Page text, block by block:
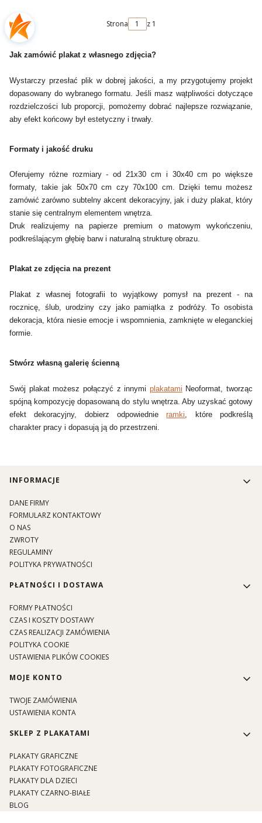
Strona z 1
Jak zamówić plakat z własnego zdjęcia?
Wystarczy przesłać plik w dobrej jakości, a my przygotujemy projekt
dopasowany do wybranego formatu. Jeśli masz wątpliwości dotyczące
rozdzielczości lub proporcji, pomożemy dobrać najlepsze rozwiązanie,
aby efekt końcowy był estetyczny i trwały.
Formaty i jakość druku
Oferujemy różne rozmiary - od 21x30 cm i 30x40 cm po większe
formaty, takie jak 50x70 cm czy 70x100 cm. Dzięki temu możesz
zamówić zarówno subtelny akcent dekoracyjny, jak i duży plakat, który
stanie się centralnym elementem wnętrza.
Druk realizujemy na papierze premium o matowym wykończeniu,
podkreślającym głębię barw i naturalną strukturę obrazu.
Plakat ze zdjęcia na prezent
Plakat z własnej fotografii to wyjątkowy pomysł na prezent - na
rocznicę, ślub, urodziny czy jako pamiątka z podróży. To osobista
dekoracja, która niesie emocje i wspomnienia, zamknięte w eleganckiej
formie.
Stwórz własną galerię ścienną
Swój plakat możesz połączyć z innymi plakatami Neoformat, tworząc
spójną kompozycję dopasowaną do stylu wnętrza. Aby uzyskać gotowy
efekt dekoracyjny, dobierz odpowiednieramki, które podkreślą
charakter pracy i dopasują ją do przestrzeni.
Linki w stopce
INFORMACJE
DANE FIRMY
FORMULARZ KONTAKTOWY
O NAS
ZWROTY
REGULAMINY
POLITYKA PRYWATNOŚCI
PŁATNOŚCI I DOSTAWA
FORMY PŁATNOŚCI
CZAS I KOSZTY DOSTAWY
CZAS REALIZACJI ZAMÓWIENIA
POLITYKA COOKIE
USTAWIENIA PLIKÓW COOKIES
MOJE KONTO
TWOJE ZAMÓWIENIA
USTAWIENIA KONTA
SKLEP Z PLAKATAMI
PLAKATY GRAFICZNE
PLAKATY FOTOGRAFICZNE
PLAKATY DLA DZIECI
PLAKATY CZARNO-BIAŁE
BLOG